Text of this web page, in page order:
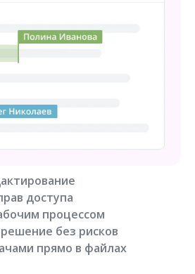
доступа
процессом
без рисков
прямо в файлах